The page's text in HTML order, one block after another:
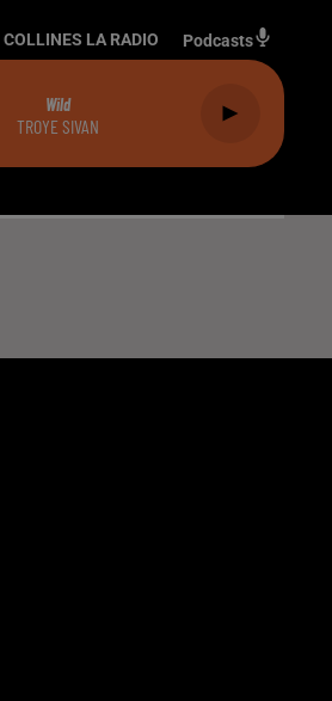
COLLINES LA RADIO Podcasts
Wild
TROYE SIVAN